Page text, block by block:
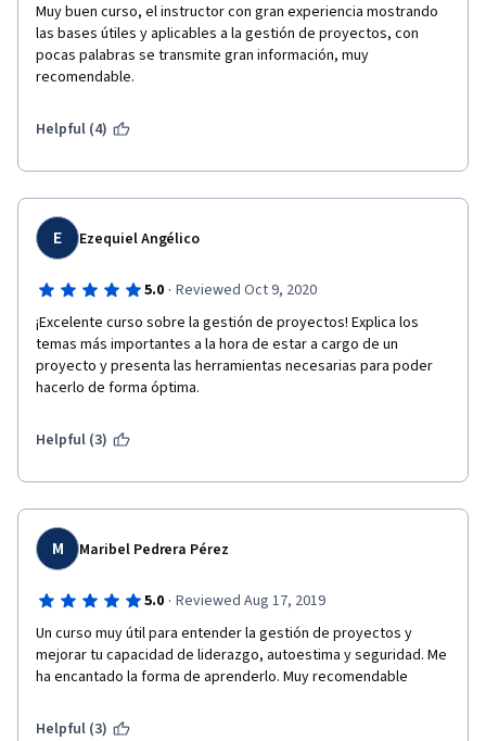
Muy buen curso, el instructor con gran experiencia mostrando
las bases útiles y aplicables a la gestión de proyectos, con
pocas palabras se transmite gran información, muy
recomendable.
Helpful (4)
E Ezequiel Angélico
5.0 · Reviewed Oct 9, 2020
¡Excelente curso sobre la gestión de proyectos! Explica los
temas más importantes a la hora de estar a cargo de un
proyecto y presenta las herramientas necesarias para poder
hacerlo de forma óptima.
Helpful (3)
M Maribel Pedrera Pérez
5.0 · Reviewed Aug 17, 2019
Un curso muy útil para entender la gestión de proyectos y
mejorar tu capacidad de liderazgo, autoestima y seguridad. Me
ha encantado la forma de aprenderlo. Muy recomendable
Helpful (3)